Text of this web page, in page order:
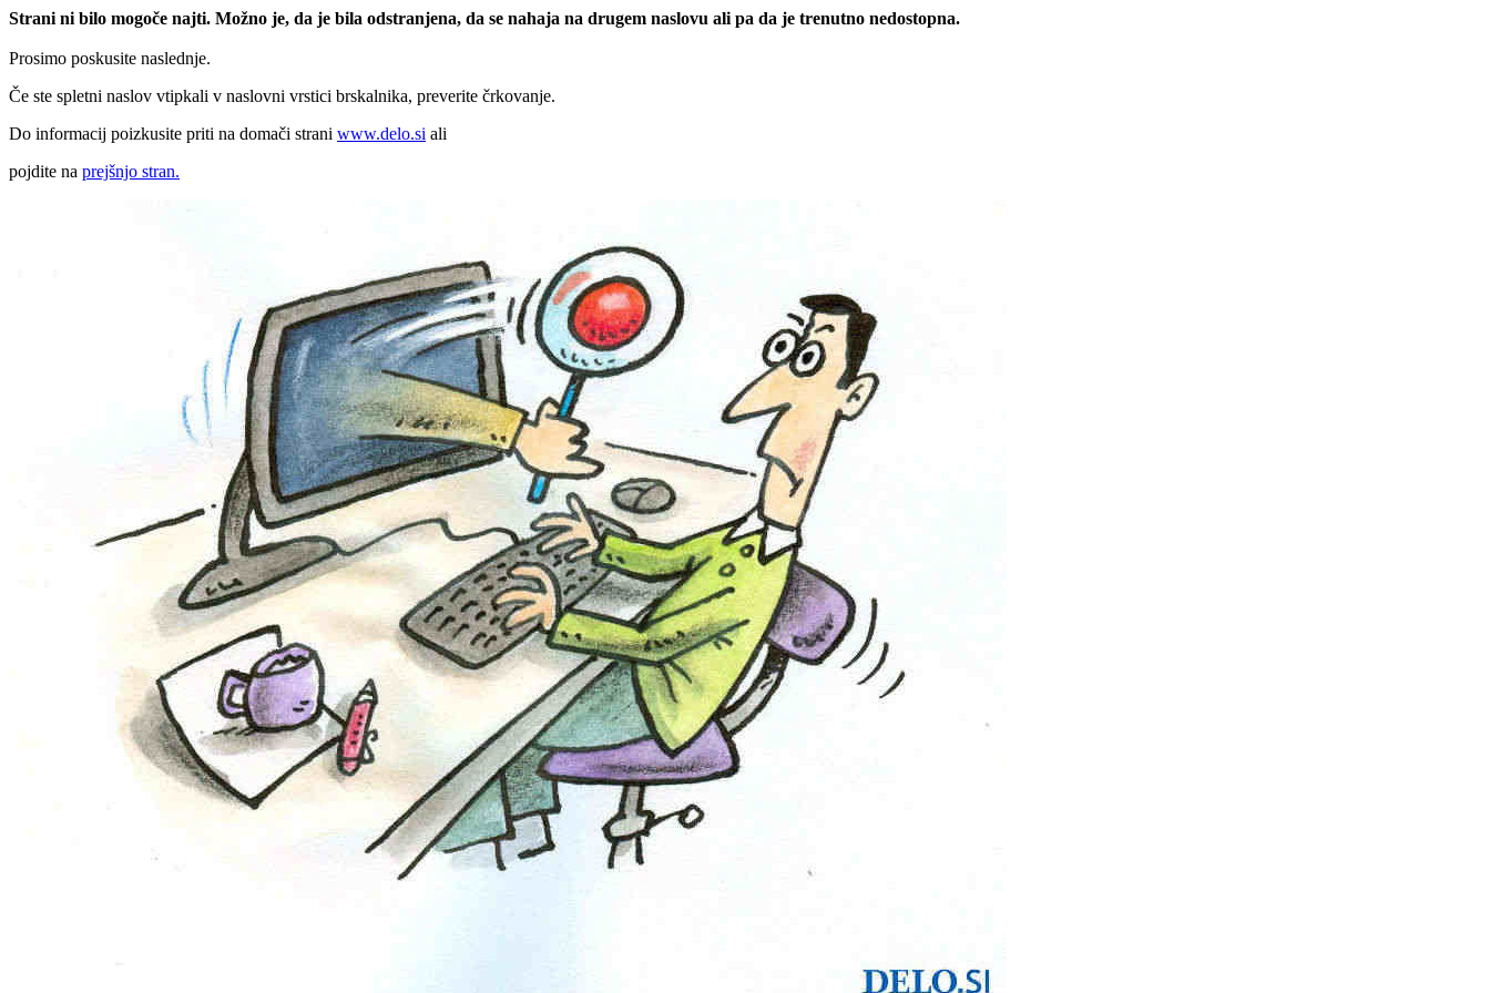
Strani ni bilo mogoče najti. Možno je, da je bila odstranjena, da se nahaja na drugem naslovu ali pa da je trenutno nedostopna.
Prosimo poskusite naslednje.
Če ste spletni naslov vtipkali v naslovni vrstici brskalnika, preverite črkovanje.
Do informacij poizkusite priti na domači strani www.delo.si ali
pojdite na prejšnjo stran.